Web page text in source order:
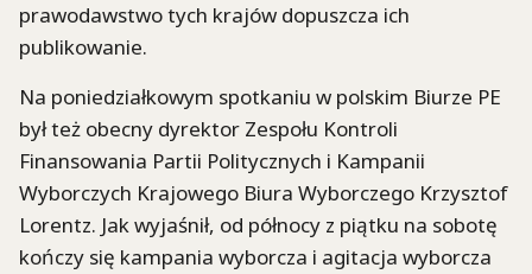
prawodawstwo tych krajów dopuszcza ich
publikowanie.
Na poniedziałkowym spotkaniu w polskim Biurze PE
był też obecny dyrektor Zespołu Kontroli
Finansowania Partii Politycznych i Kampanii
Wyborczych Krajowego Biura Wyborczego Krzysztof
Lorentz. Jak wyjaśnił, od północy z piątku na sobotę
kończy się kampania wyborcza i agitacja wyborcza